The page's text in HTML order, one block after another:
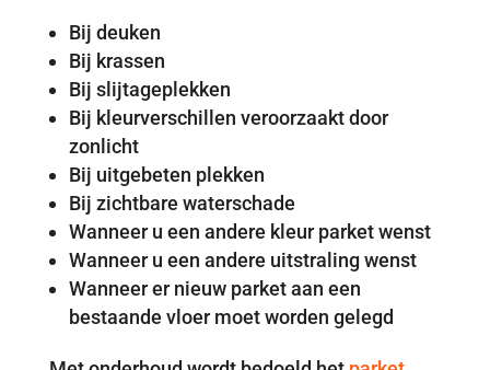
Bij deuken
Bij krassen
Bij slijtageplekken
Bij kleurverschillen veroorzaakt door
zonlicht
Bij uitgebeten plekken
Bij zichtbare waterschade
Wanneer u een andere kleur parket wenst
Wanneer u een andere uitstraling wenst
Wanneer er nieuw parket aan een
bestaande vloer moet worden gelegd